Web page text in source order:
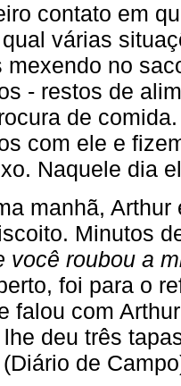
contato em
várias
mexendo no
- restos de
de
com ele e
Naquele dia
manhã,
Minutos
você roubou a
foi para o
falou com
lhe deu três
de